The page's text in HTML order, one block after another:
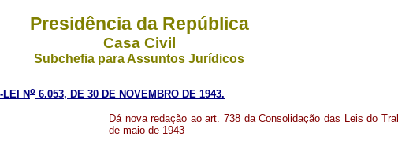
Presidência da República
Casa Civil
Subchefia para Assuntos Jurídicos
LEI No 6.053, DE 30 DE NOVEMBRO DE 1943.
Dá nova redação ao art. 738 da Consolidação das Leis do
de maio de 1943